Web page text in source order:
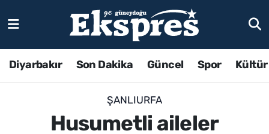
Diyarbakır Son Dakika Güncel Spor
ŞANLIURFA
Husumetli aileler